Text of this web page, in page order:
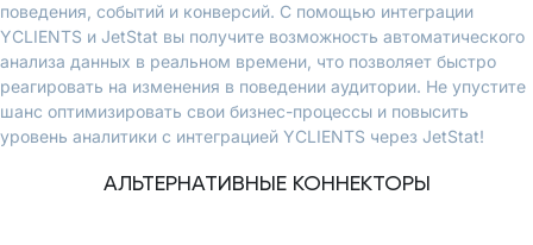
поведения, событий и конверсий. С помощью интеграции
YCLIENTS и JetStat вы получите возможность автоматического
анализа данных в реальном времени, что позволяет быстро
реагировать на изменения в поведении аудитории. Не упустите
шанс оптимизировать свои бизнес-процессы и повысить
уровень аналитики с интеграцией YCLIENTS через JetStat!
АЛЬТЕРНАТИВНЫЕ КОННЕКТОРЫ